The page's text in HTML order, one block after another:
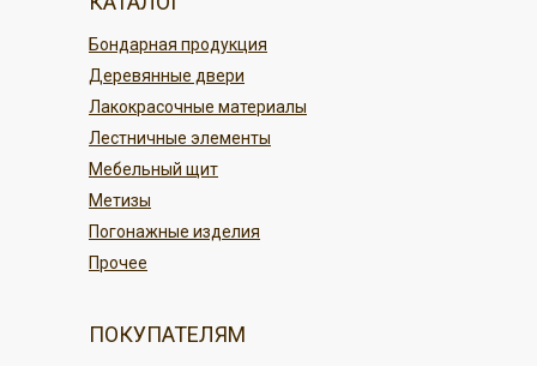
переводом
Безналичным платежом
ПОДРОБНЕЕ
ПОКУПАТЕЛЯМ
Прочее
Метизы
Деревянные двери
Лакокрасочные материалы
Погонажные изделия
Мебельный щит
Лестничные элементы
Бондарная продукция